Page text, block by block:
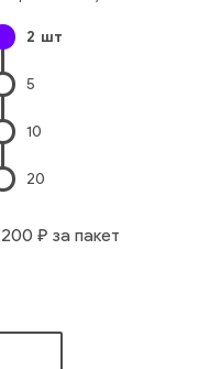
крыло
канус
2 шт
5
10
20
₽ за пакет